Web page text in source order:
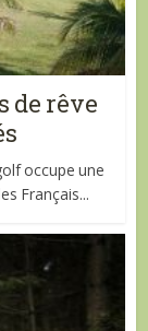
de rêve
occupe une
Français...